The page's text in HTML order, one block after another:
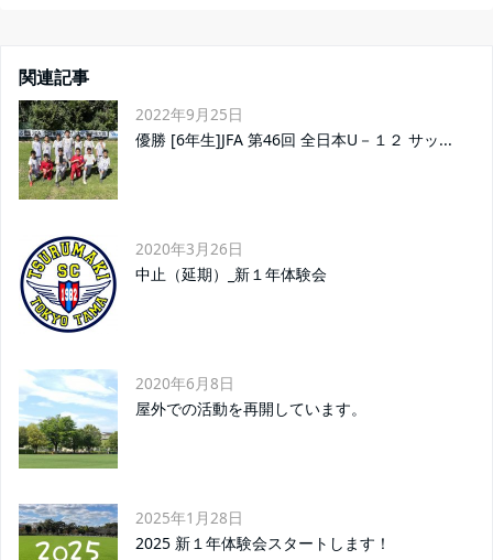
関連記事
2022年9月25日
優勝 [6年生]JFA 第46回 全日本U－１２ サッ...
2020年3月26日
中止（延期）_新１年体験会
2020年6月8日
屋外での活動を再開しています。
2025年1月28日
2025 新１年体験会スタートします！